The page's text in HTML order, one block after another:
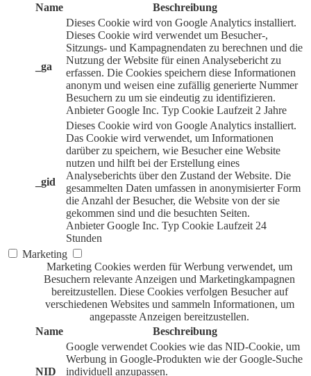
Name
Beschreibung
_ga
Dieses Cookie wird von Google Analytics installiert.
Dieses Cookie wird verwendet um Besucher-,
Sitzungs- und Kampagnendaten zu berechnen und die
Nutzung der Website für einen Analysebericht zu
erfassen. Die Cookies speichern diese Informationen
anonym und weisen eine zufällig generierte Nummer
Besuchern zu um sie eindeutig zu identifizieren.
Anbieter Google Inc. Typ Cookie Laufzeit 2 Jahre
_gid
Dieses Cookie wird von Google Analytics installiert.
Das Cookie wird verwendet, um Informationen
darüber zu speichern, wie Besucher eine Website
nutzen und hilft bei der Erstellung eines
Analyseberichts über den Zustand der Website. Die
gesammelten Daten umfassen in anonymisierter Form
die Anzahl der Besucher, die Website von der sie
gekommen sind und die besuchten Seiten.
Anbieter Google Inc. Typ Cookie Laufzeit 24
Stunden
Marketing
Marketing Cookies werden für Werbung verwendet, um
Besuchern relevante Anzeigen und Marketingkampagnen
bereitzustellen. Diese Cookies verfolgen Besucher auf
verschiedenen Websites und sammeln Informationen, um
angepasste Anzeigen bereitzustellen.
Name
Beschreibung
NID
Google verwendet Cookies wie das NID-Cookie, um
Werbung in Google-Produkten wie der Google-Suche
individuell anzupassen.